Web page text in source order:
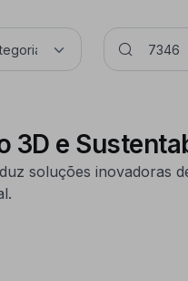
3D e
soluções inovadoras